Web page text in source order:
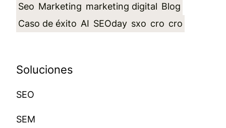
Seo Marketing marketing digital Blog
Caso de éxito AI SEOday sxo cro cro
Soluciones
SEO
SEM